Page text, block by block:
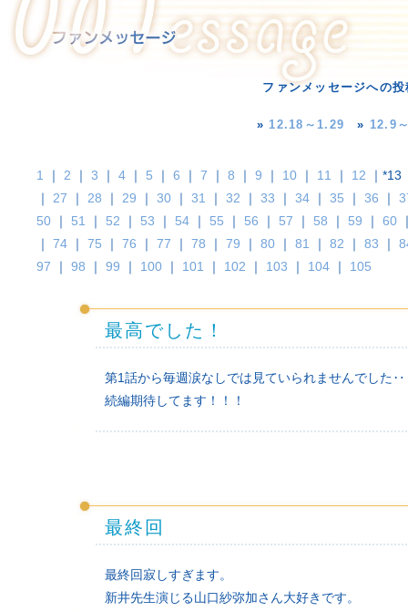
ファンメッセージへの
»12.18～1.29 » 12.9
1 ｜ 2 ｜ 3 ｜ 4 ｜ 5 ｜ 6 ｜ 7 ｜ 8 ｜ 9 ｜ 10 ｜ 11 ｜ 12 ｜*13
｜ 27 ｜ 28 ｜ 29 ｜ 30 ｜ 31 ｜ 32 ｜ 33 ｜ 34 ｜ 35 ｜ 36 ｜
50 ｜ 51 ｜ 52 ｜ 53 ｜ 54 ｜ 55 ｜ 56 ｜ 57 ｜ 58 ｜ 59 ｜ 60
｜ 74 ｜ 75 ｜ 76 ｜ 77 ｜ 78 ｜ 79 ｜ 80 ｜ 81 ｜ 82 ｜ 83 ｜
97 ｜ 98 ｜ 99 ｜ 100 ｜ 101 ｜ 102 ｜ 103 ｜ 104 ｜ 105
最高でした！
第1話から毎週涙なしでは見ていられませんでした‥
続編期待してます！！！
最終回
最終回寂しすぎます。
新井先生演じる山口紗弥加さん大好きです。